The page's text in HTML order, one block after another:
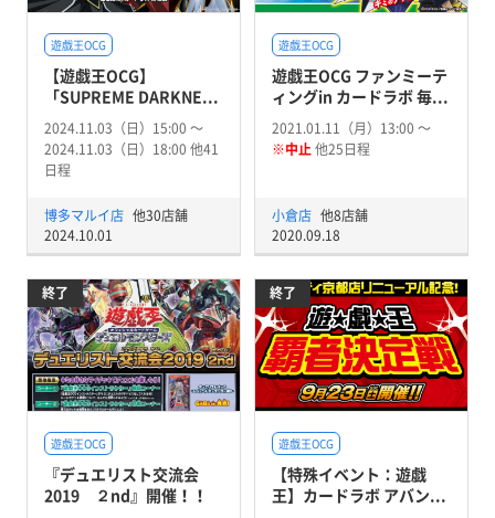
遊戯王OCG
【遊戯王OCG】
「SUPREME DARKNE...
2024.11.03（日）15:00 〜
2024.11.03（日）18:00 他41
日程
博多マルイ店 他30店舗
2024.10.01
遊戯王OCG
遊戯王OCG ファンミーテ
ィングin カードラボ 毎...
2021.01.11（月）13:00 〜
※中止他25日程
小倉店 他8店舗
2020.09.18
終了
遊戯王OCG
『デュエリスト交流会
2019 ２nd』開催！！
終了
遊戯王OCG
【特殊イベント：遊戯
王】カードラボ アバン...